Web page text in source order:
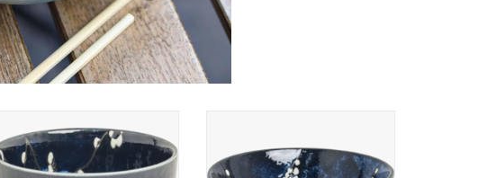
Hanablue, Japan
TOEVOEGEN AAN WINKELWAGEN
TOEVOEGEN AAN WINKELWAGEN